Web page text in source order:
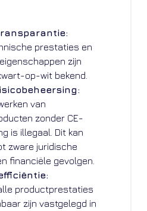
prestaties en
zijn
op-wit bekend.
van
zonder CE-
is illegaal. Dit kan
zware juridische
financiële gevolgen.
productprestaties
zijn vastgelegd in